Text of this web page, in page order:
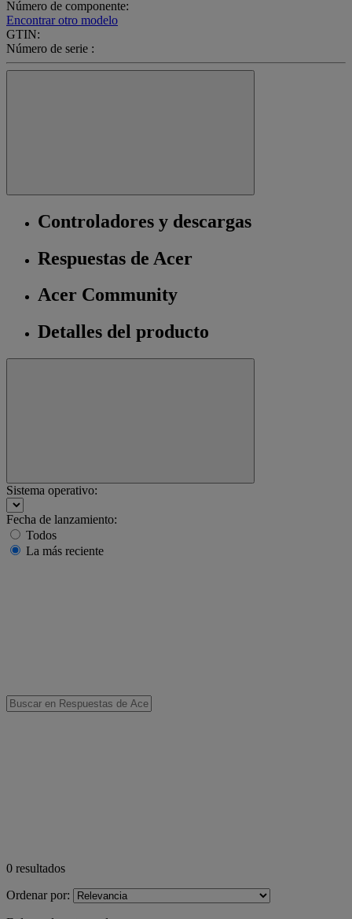
Número de componente:
Encontrar otro modelo
GTIN:
Número de serie :
Controladores y descargas
Respuestas de Acer
Acer Community
Detalles del producto
Sistema operativo:
Fecha de lanzamiento:
Todos
La más reciente
0 resultados
Ordenar por: